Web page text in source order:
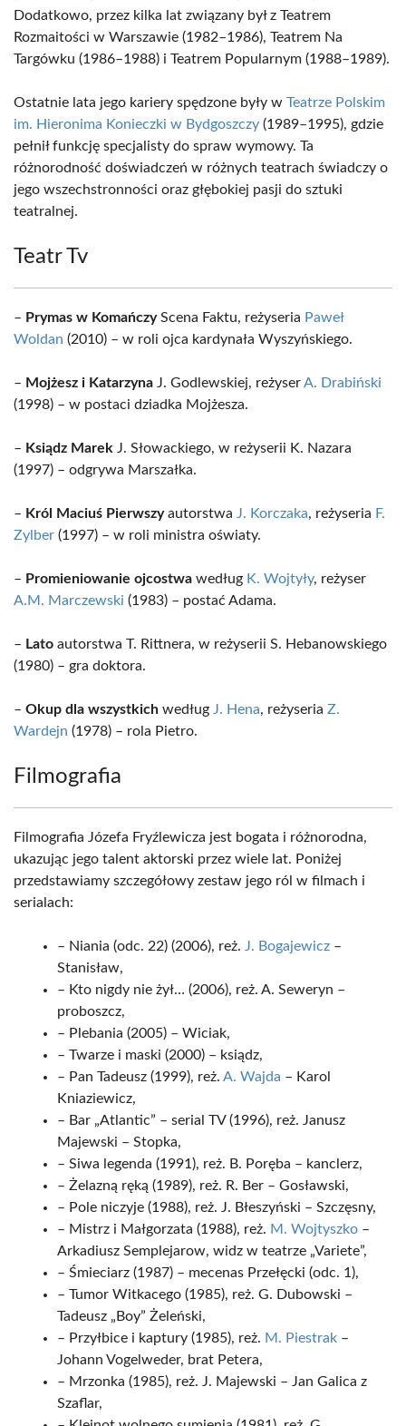
Dodatkowo, przez kilka lat związany był z Teatrem
Rozmaitości w Warszawie (1982–1986), Teatrem Na
Targówku (1986–1988) i Teatrem Popularnym (1988–1989).
Ostatnie lata jego kariery spędzone były w Teatrze Polskim
im. Hieronima Konieczki w Bydgoszczy (1989–1995), gdzie
pełnił funkcję specjalisty do spraw wymowy. Ta
różnorodność doświadczeń w różnych teatrach świadczy o
jego wszechstronności oraz głębokiej pasji do sztuki
teatralnej.
Teatr Tv
– Prymas w KomańczyScena Faktu, reżyseria Paweł
Woldan (2010) – w roli ojca kardynała Wyszyńskiego.
– Mojżesz i Katarzyna J. Godlewskiej, reżyserA. Drabiński
(1998) – w postaci dziadka Mojżesza.
– Ksiądz Marek J. Słowackiego, w reżyserii K. Nazara
(1997) – odgrywa Marszałka.
– Król Maciuś Pierwszyautorstwa J. Korczaka, reżyseria F.
Zylber (1997) – w roli ministra oświaty.
– Promieniowanie ojcostwa według K. Wojtyły, reżyser
A.M. Marczewski (1983) – postać Adama.
– Lato autorstwa T. Rittnera, w reżyserii S. Hebanowskiego
(1980) – gra doktora.
– Okup dla wszystkich według J. Hena, reżyseria Z.
Wardejn (1978) – rola Pietro.
Filmografia
Filmografia Józefa Fryźlewicza jest bogata i różnorodna,
ukazując jego talent aktorski przez wiele lat. Poniżej
przedstawiamy szczegółowy zestaw jego ról w filmach i
serialach:
– Niania (odc. 22) (2006), reż. J. Bogajewicz –
Stanisław,
– Kto nigdy nie żył… (2006), reż. A. Seweryn –
proboszcz,
– Plebania (2005) – Wiciak,
– Twarze i maski (2000) – ksiądz,
– Pan Tadeusz (1999), reż. A. Wajda – Karol
Kniaziewicz,
– Bar „Atlantic” – serial TV (1996), reż. Janusz
Majewski – Stopka,
– Siwa legenda (1991), reż. B. Poręba – kanclerz,
– Żelazną ręką (1989), reż. R. Ber – Gosławski,
– Pole niczyje (1988), reż. J. Błeszyński – Szczęsny,
– Mistrz i Małgorzata (1988), reż. M. Wojtyszko –
Arkadiusz Semplejarow, widz w teatrze „Variete”,
– Śmieciarz (1987) – mecenas Przełęcki (odc. 1),
– Tumor Witkacego (1985), reż. G. Dubowski –
Tadeusz „Boy” Żeleński,
– Przyłbice i kaptury (1985), reż. M. Piestrak –
Johann Vogelweder, brat Petera,
– Mrzonka (1985), reż. J. Majewski – Jan Galica z
Szaflar,